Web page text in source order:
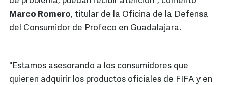
Marco Romero, titular de la Oficina de la Defensa
del Consumidor de Profeco en Guadalajara.
"Estamos asesorando a los consumidores que
quieren adquirir los productos oficiales de FIFA y en